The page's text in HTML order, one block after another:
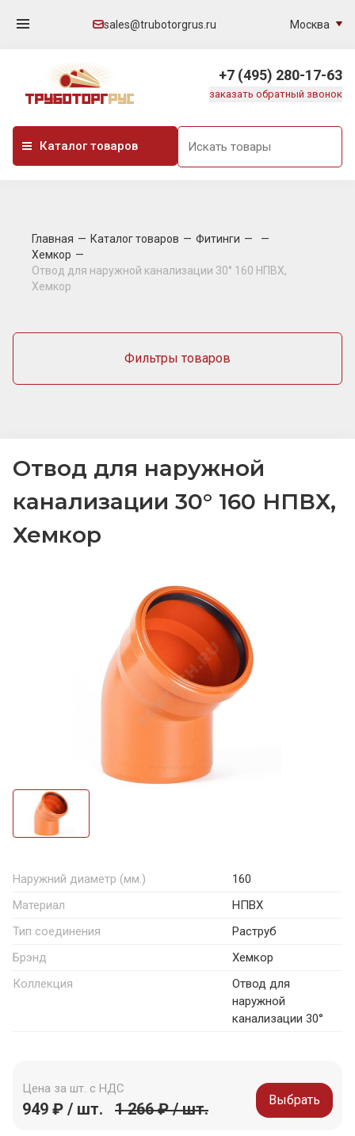
sales@trubotorgrus.ru Москва
Каталог товаров
+7 (495) 280-17-63
заказать обратный звонок
Главная Каталог товаров
Фитинги
Хемкор
Отвод для наружной канализации 30° 160 НПВХ,
Хемкор
Фильтры товаров
Отвод для наружной
канализации 30° 160 НПВХ,
Хемкор
Наружний диаметр (мм.)
160
Материал
НПВХ
Тип соединения
Раструб
Брэнд
Хемкор
Коллекция
Отвод для
наружной
канализации 30°
Цена за шт. с НДС
949 ₽ / шт. 1 266 ₽ / шт. Выбрать